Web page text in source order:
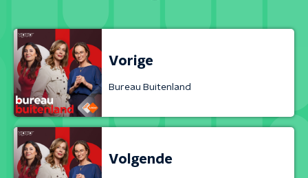
Vorige
Bureau Buitenland
Volgende